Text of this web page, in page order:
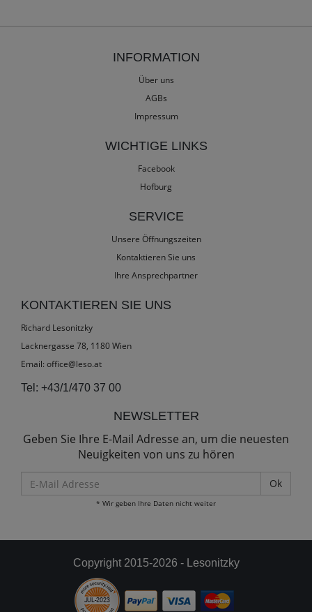
INFORMATION
Über uns
AGBs
Impressum
WICHTIGE LINKS
Facebook
Hofburg
SERVICE
Unsere Öffnungszeiten
Kontaktieren Sie uns
Ihre Ansprechpartner
KONTAKTIEREN SIE UNS
Richard Lesonitzky
Lacknergasse 78, 1180 Wien
Email: office@leso.at
Tel: +43/1/470 37 00
NEWSLETTER
Geben Sie Ihre E-Mail Adresse an, um die neuesten
Neuigkeiten von uns zu hören
Mail
Adresse
* Wir geben Ihre Daten nicht weiter
Copyright 2015-2026 - Lesonitzky